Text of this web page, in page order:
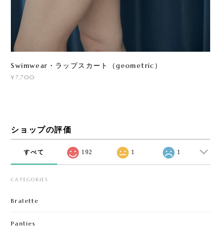
Swimwear・ラップスカート（geometric）
¥7,700
ショップの評価
すべて 192 1 1
CATEGORIES
Bralette
Panties